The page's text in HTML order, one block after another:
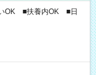
OK ■扶養内OK ■日